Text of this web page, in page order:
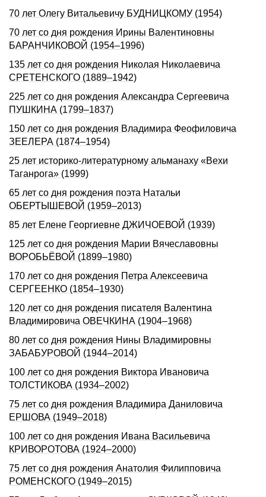
70 лет Олегу Витальевичу БУДНИЦКОМУ (1954)
70 лет со дня рождения Ирины Валентиновны
БАРАНЧИКОВОЙ (1954–1996)
135 лет со дня рождения Николая Николаевича
СРЕТЕНСКОГО (1889–1942)
225 лет со дня рождения Александра Сергеевича
ПУШКИHА (1799–1837)
150 лет со дня рождения Владимира Феофиловича
ЗЕЕЛЕРА (1874–1954)
25 лет историко-литературному альманаху «Вехи
Таганрога» (1999)
65 лет со дня рождения поэта Натальи
ОБЕРТЫШЕВОЙ (1959–2013)
85 лет Елене Георгиевне ДЖИЧОЕВОЙ (1939)
125 лет со дня рождения Марии Вячеславовны
ВОРОБЬЁВОЙ (1899–1980)
170 лет со дня рождения Петра Алексеевича
СЕРГЕЕНКО (1854–1930)
120 лет со дня рождения писателя Валентина
Владимировича ОВЕЧКИHА (1904–1968)
80 лет со дня рождения Нины Владимировны
ЗАБАБУРОВОЙ (1944–2014)
100 лет со дня рождения Виктора Ивановича
ТОЛСТИКОВА (1934–2002)
75 лет со дня рождения Владимира Даниловича
ЕРШОВА (1949–2018)
100 лет со дня рождения Ивана Васильевича
КРИВОРОТОВА (1924–2000)
75 лет со дня рождения Анатолия Филипповича
РОМЕНСКОГО (1949–2015)